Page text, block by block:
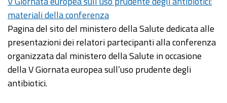
materiali della conferenza
Pagina del sito del ministero della Salute dedicata alle
presentazioni dei relatori partecipanti alla conferenza
organizzata dal ministero della Salute in occasione
della V Giornata europea sull’uso prudente degli
antibiotici.